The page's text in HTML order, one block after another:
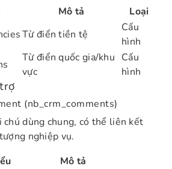
Mô tả
Loại
Từ điển tiền tệ
Cấu
hình
Từ điển quốc gia/khu
vực
Cấu
hình
(nb_crm_comments)
dùng chung, có thể liên kết
nghiệp vụ.
Mô tả